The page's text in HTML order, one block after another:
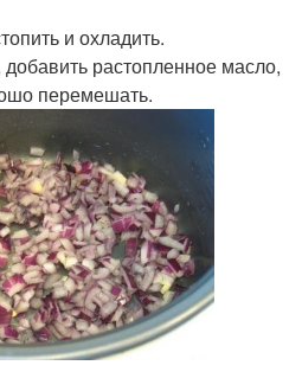
и охладить.
растопленное масло,
перемешать.